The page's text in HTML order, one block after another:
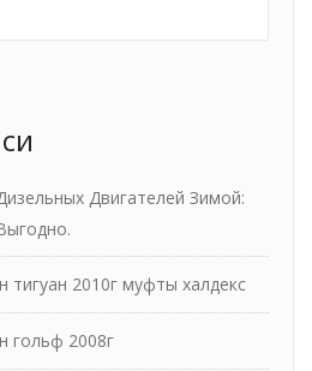
Двигателей Зимой:
тигуан 2010г муфты халдекс
гольф 2008г